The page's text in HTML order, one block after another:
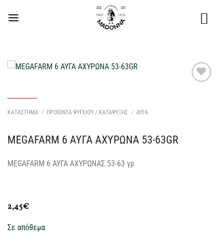
στο
ΚΑΤΑΣΤΗΜΑ / ΠΡΟΪΟΝΤΑ ΨΥΓΕΙΟΥ / ΚΑΤΑΨΥΞΗΣ / ΑΥΓΑ
MEGAFARM 6 ΑΥΓΑ ΑΧΥΡΩΝΑ 53-63GR
MEGAFARM 6 ΑΥΓΑ ΑΧΥΡΩΝΑΣ 53-63 γρ
2,45€
Σε απόθεμα